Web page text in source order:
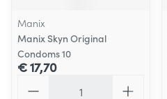
Manix
Manix Skyn Original
Condoms 10
€ 17,70